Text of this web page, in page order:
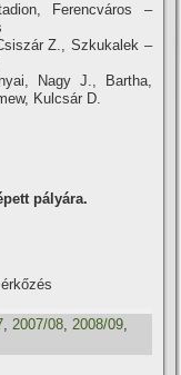
Ferencváros –
Z., Szkukalek –
Nagy J., Bartha,
Kulcsár D.
pályára.
,2007/08,2008/09,